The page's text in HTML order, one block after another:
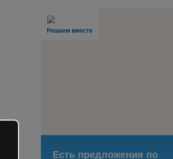
Решаем вместе
Есть предложения по